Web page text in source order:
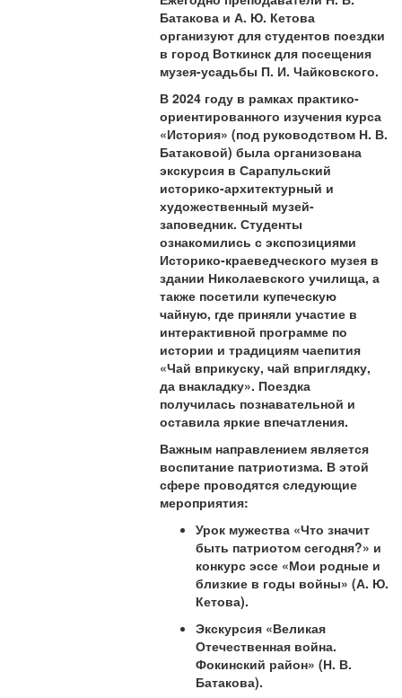
Батакова и А. Ю. Кетова
организуют для студентов поездки
в город Воткинск для посещения
музея-усадьбы П. И. Чайковского.
В 2024 году в рамках практико-
ориентированного изучения курса
«История» (под руководством Н. В.
Батаковой) была организована
экскурсия в Сарапульский
историко-архитектурный и
художественный музей-
заповедник. Студенты
ознакомились с экспозициями
Историко-краеведческого музея в
здании Николаевского училища, а
также посетили купеческую
чайную, где приняли участие в
интерактивной программе по
истории и традициям чаепития
«Чай вприкуску, чай вприглядку,
да внакладку». Поездка
получилась познавательной и
оставила яркие впечатления.
Важным направлением является
воспитание патриотизма. В этой
сфере проводятся следующие
мероприятия:
Урок мужества «Что значит
быть патриотом сегодня?» и
конкурс эссе «Мои родные и
близкие в годы войны» (А. Ю.
Кетова).
Экскурсия «Великая
Отечественная война.
Фокинский район» (Н. В.
Батакова).